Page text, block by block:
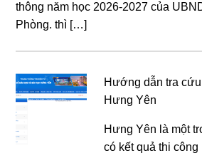
thông năm học 2026-2027 của
Phòng. thì […]
Hướng dẫn tra
Hưng Yên
Hưng Yên là một
có kết quả thi